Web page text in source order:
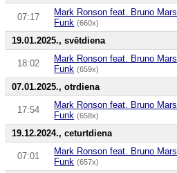
07:17 Mark Ronson feat. Bruno Mars
Funk (660x)
19.01.2025., svētdiena
18:02 Mark Ronson feat. Bruno Mars
Funk (659x)
07.01.2025., otrdiena
17:54 Mark Ronson feat. Bruno Mars
Funk (658x)
19.12.2024., ceturtdiena
07:01 Mark Ronson feat. Bruno Mars
Funk (657x)